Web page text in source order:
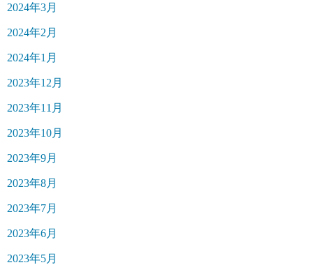
2024年3月
2024年2月
2024年1月
2023年12月
2023年11月
2023年10月
2023年9月
2023年8月
2023年7月
2023年6月
2023年5月